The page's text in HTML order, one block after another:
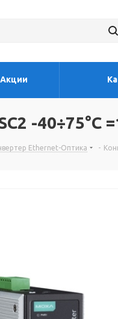
Акции
-40÷75°C
Ethernet-Оптика -